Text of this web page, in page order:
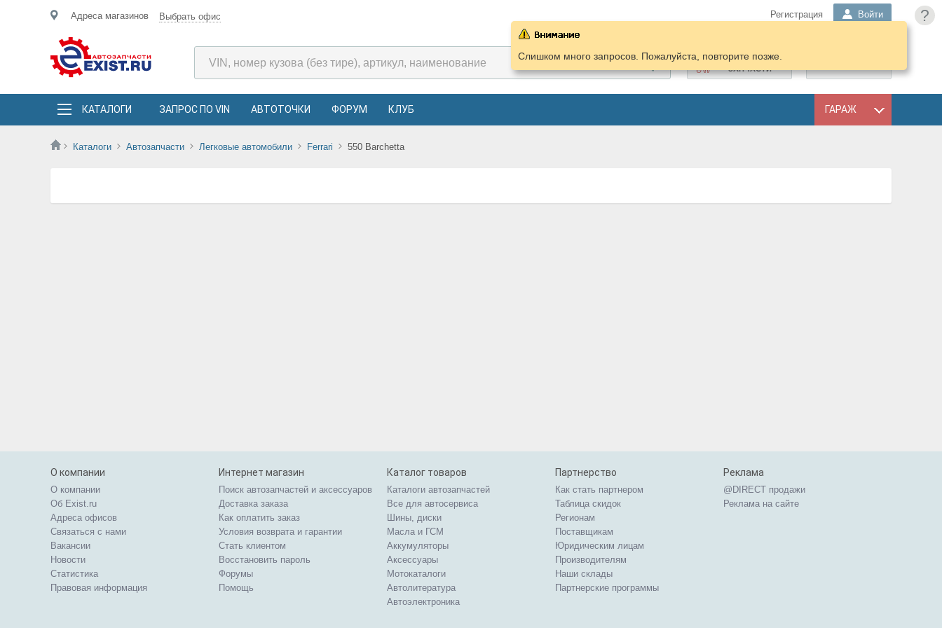
?
Адреса магазинов Выбрать офис Регистрация Войти
ПОДОБРАТЬ
ЗАПЧАСТИ
КАТАЛОГИ ЗАПРОС ПО VIN АВТОТОЧКИ ФОРУМ КЛУБ ГАРАЖ
Каталоги Автозапчасти Легковые автомобили Ferrari 550 Barchetta
Слишком много запросов. Пожалуйста, повторите позже.
О компании
О компании
Об Exist.ru
Адреса офисов
Связаться с нами
Вакансии
Новости
Статистика
Правовая информация
Интернет магазин
Поиск автозапчастей и аксессуаров
Доставка заказа
Как оплатить заказ
Условия возврата и гарантии
Стать клиентом
Восстановить пароль
Форумы
Помощь
Каталог товаров
Каталоги автозапчастей
Все для автосервиса
Шины, диски
Масла и ГСМ
Аккумуляторы
Аксессуары
Мотокаталоги
Автолитература
Автоэлектроника
Партнерство
Как стать партнером
Таблица скидок
Регионам
Поставщикам
Юридическим лицам
Производителям
Наши склады
Партнерские программы
Реклама
@DIRECT продажи
Реклама на сайте